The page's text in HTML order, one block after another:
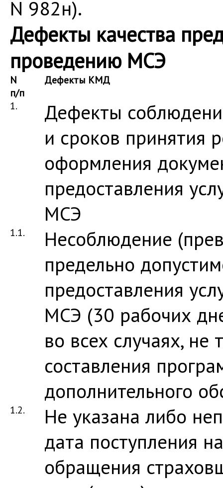
N 982н).
Дефекты качества
проведению МСЭ
N
п/п
Дефекты КМД
1.
Дефекты
и сроков принятия
оформления
предоставления
МСЭ
1.1.
Несоблюдение
предельно
предоставления
МСЭ (30 рабочих
во всех случаях,
составления
дополнительного
1.2.
Не указана либо
дата поступления
обращения